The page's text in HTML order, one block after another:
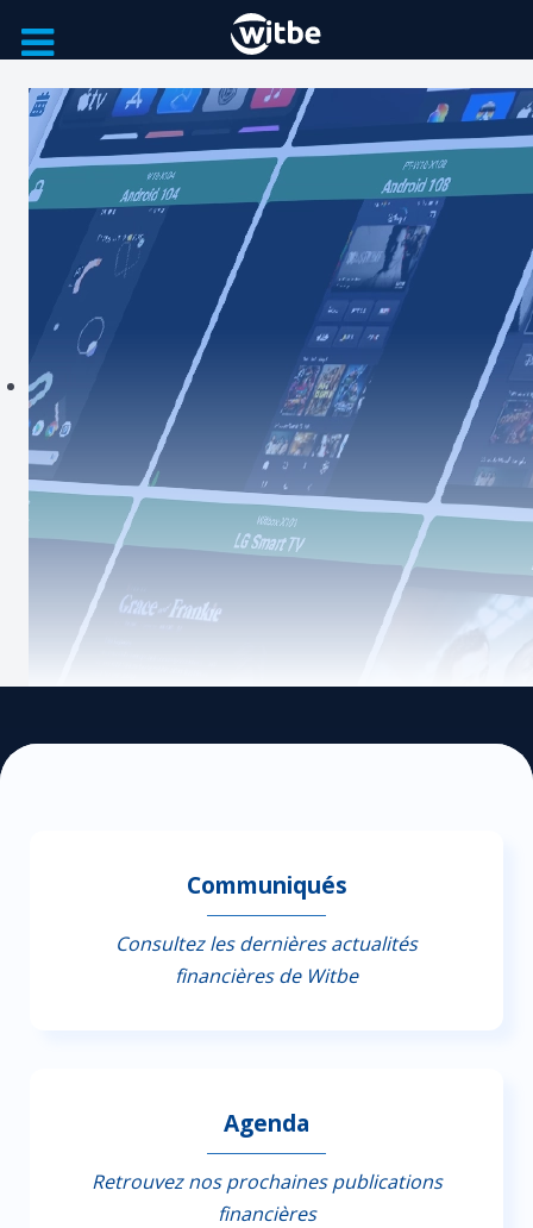
Communiqués
Consultez les dernières actualités
financières de Witbe
Agenda
Retrouvez nos prochaines publications
financières